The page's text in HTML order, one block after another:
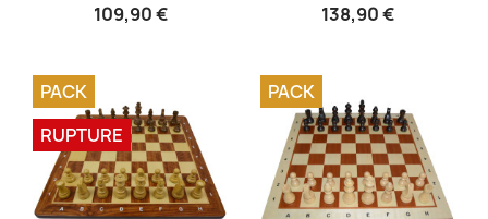
109,90 € 138,90 €
PACK
RUPTURE
PACK